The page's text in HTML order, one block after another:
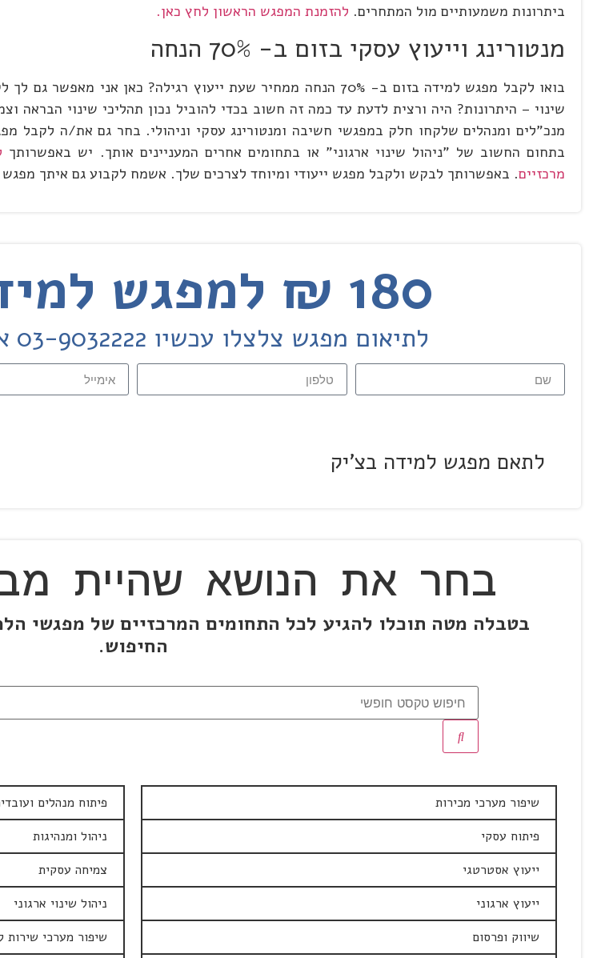
ביתרונות משמעותיים מול המתחרים. להזמנת המפגש הראשון לחץ כאן.
מנטורינג וייעוץ עסקי בזום ב- 70% הנחה
בואו לקבל מפגש למידה בזום ב- 70% הנחה ממחיר שעת ייעוץ רגילה?
שינוי – היתרונות? היה ורצית לדעת עד כמה זה חשוב בכדי להוביל נכון תהליכי שינוי
בתחום החשוב של "ניהול שינוי ארגוני" או בתחומים אחרים המעניינים אותך. יש באפשרותך
מרכזיים. באפשרותך לבקש ולקבל מפגש ייעודי ומיוחד לצרכים שלך. אשמח לקבוע גם איתך
180 ₪ למפגש למידה בזום
לתיאום מפגש צלצלו עכשיו 03-9032222 או 0544-814332
לתאם מפגש למידה בצ'יק
בחר את הנושא שהיית
בטבלה מטה תוכלו להגיע לכל התחומים המרכזיים של מפגשי
החיפוש.
שיפור מערכי מכירות
פיתוח עסקי
ייעוץ אסטרטגי
ייעוץ ארגוני
שיווק ופרסום
פיתוח מנהלים
ניהול ומנהיגות
צמיחה עסקית
ניהול שינוי ארגוני
שיפור מערכי שירות